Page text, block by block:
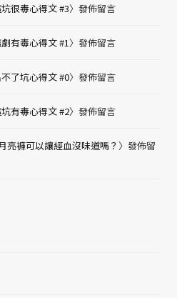
很毒心得文 #3〉發佈留言
有毒心得文 #1 〉發佈留言
不了坑心得文 #0〉發佈留言
坑有毒心得文 #2〉發佈留言
亮褲可以讓經血沒味道嗎？ 〉發佈留